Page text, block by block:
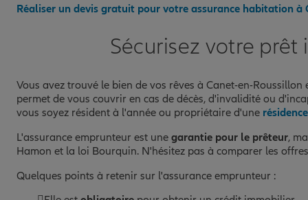
Réaliser un devis gratuit pour votre assurance habitation à
Sécurisez votre
Vous avez trouvé le bien de vos rêves à Canet-en-
permet de vous couvrir en cas de décès, d'invalidité ou
vous soyez résident à l'année ou propriétaire d'une
L'assurance emprunteur est une garantie pour le prêteur,
Hamon et la loi Bourquin. N'hésitez pas à comparer les
Quelques points à retenir sur l'assurance emprunteur :